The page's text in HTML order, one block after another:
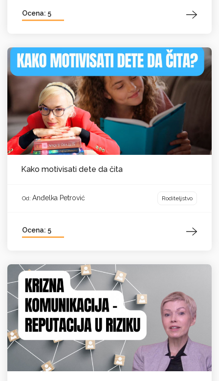
Ocena: 5
Kako motivisati dete da čita
Od: Anđelka Petrović Roditeljstvo
Ocena: 5